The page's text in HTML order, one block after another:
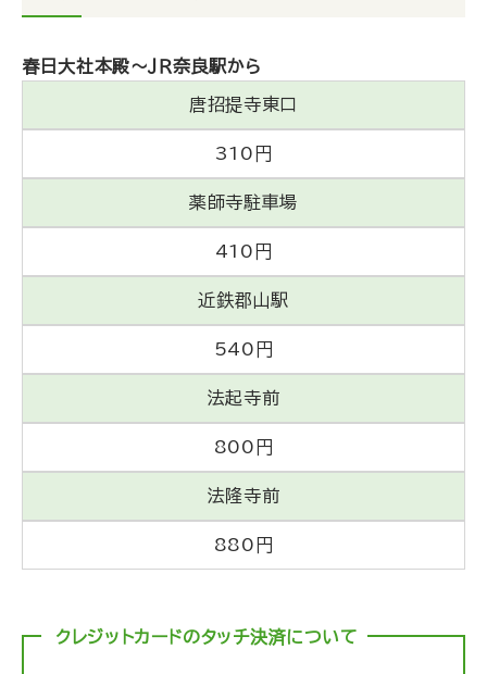
春日大社本殿～ＪＲ奈良駅から
唐招提寺東口
310円
薬師寺駐車場
410円
近鉄郡山駅
540円
法起寺前
800円
法隆寺前
880円
クレジットカードのタッチ決済について